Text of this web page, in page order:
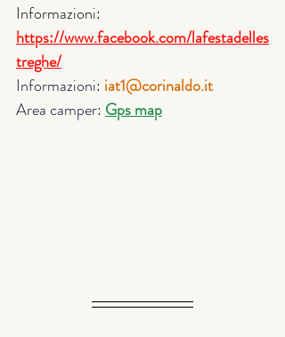
Informazioni:
https://www.facebook.com/lafestadelles
treghe/
Informazioni: iat1@corinaldo.it
Area camper: Gps map